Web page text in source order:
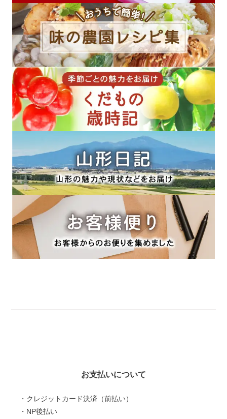
お支払いについて
・クレジットカード決済（前払い）
・NP後払い